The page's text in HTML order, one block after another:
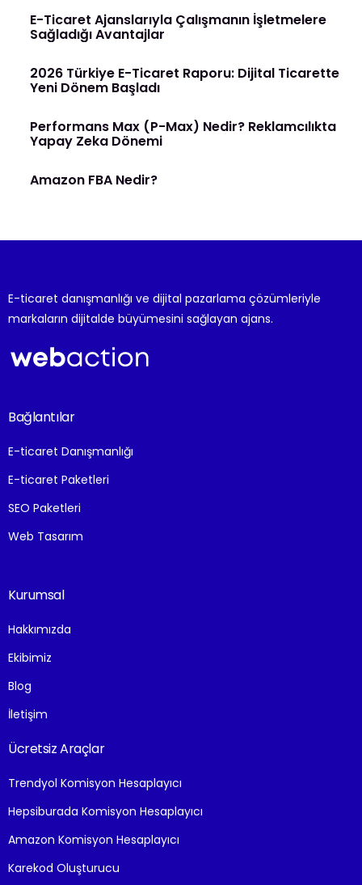
E-Ticaret Ajanslarıyla Çalışmanın İşletmelere
Sağladığı Avantajlar
2026 Türkiye E-Ticaret Raporu: Dijital Ticarette
Yeni Dönem Başladı
Performans Max (P-Max) Nedir? Reklamcılıkta
Yapay Zeka Dönemi
Amazon FBA Nedir?
E-ticaret danışmanlığı ve dijital pazarlama çözümleriyle
markaların dijitalde büyümesini sağlayan ajans.
Bağlantılar
E-ticaret Danışmanlığı
E-ticaret Paketleri
SEO Paketleri
Web Tasarım
Kurumsal
Hakkımızda
Ekibimiz
Blog
İletişim
Ücretsiz Araçlar
Trendyol Komisyon Hesaplayıcı
Hepsiburada Komisyon Hesaplayıcı
Amazon Komisyon Hesaplayıcı
Karekod Oluşturucu